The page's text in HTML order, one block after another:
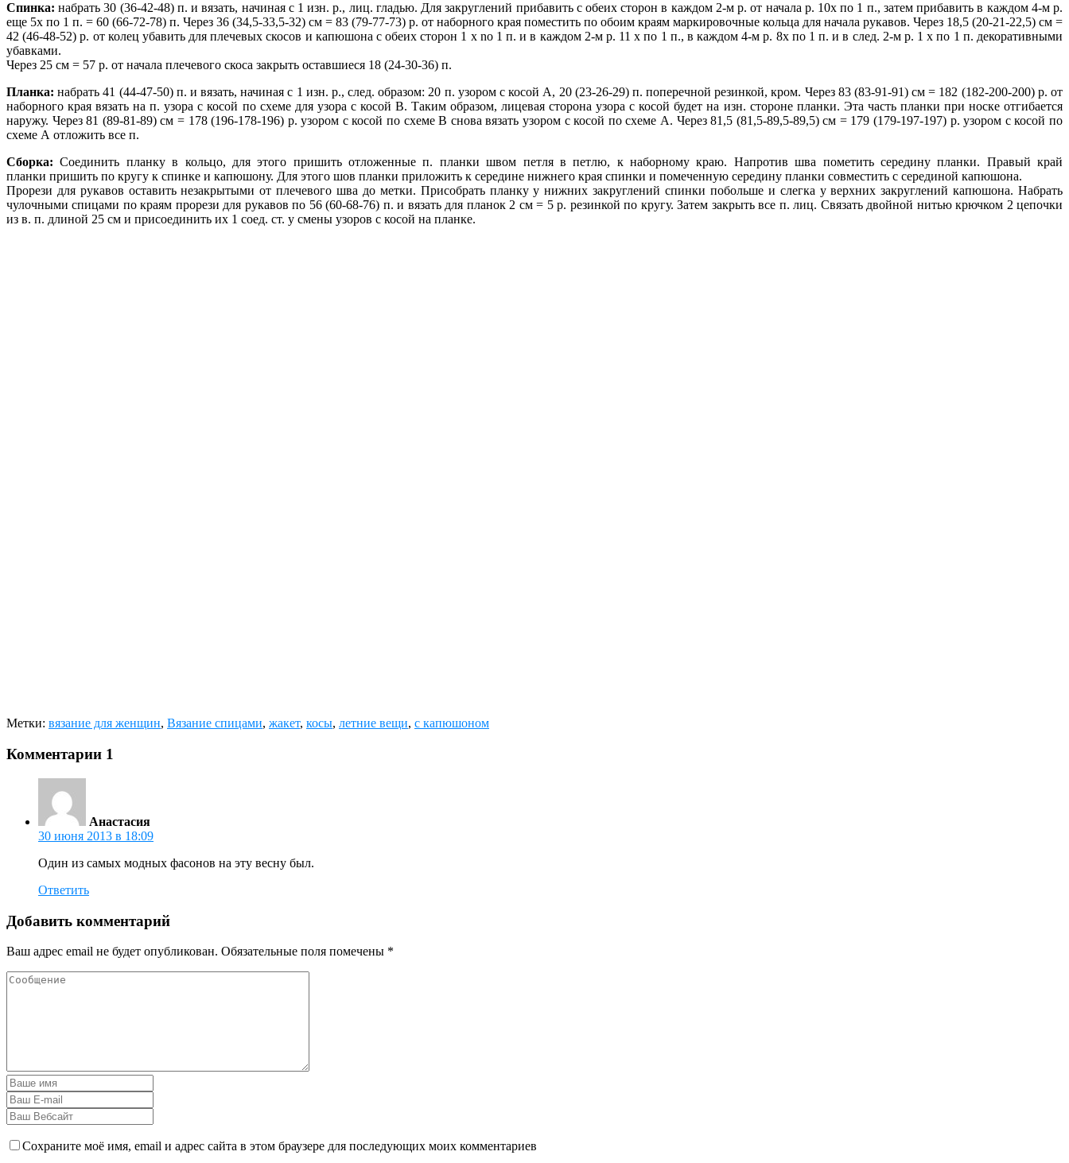
Спинка: набрать 30 (36-42-48) п. и вязать, начиная с 1 изн. р., лиц. гладью. Для закруглений прибавить с обеих сторон в каждом 2-м р. от начала р. 10х по 1 п., затем прибавить в каждом 4-м р.
еще 5х по 1 п. = 60 (66-72-78) п. Через 36 (34,5-33,5-32) см = 83 (79-77-73) р. от наборного края поместить по обоим краям маркировочные кольца для начала рукавов. Через 18,5 (20-21-22,5) см =
42 (46-48-52) р. от колец убавить для плечевых скосов и капюшона с обеих сторон 1 x no 1 п. и в каждом 2-м p. 11 x по 1 п., в каждом 4-м р. 8х по 1 п. и в след. 2-м р. 1 x по 1 п. декоративными
убавками.
Через 25 см = 57 р. от начала плечевого скоса закрыть оставшиеся 18 (24-30-36) п.
Планка: набрать 41 (44-47-50) п. и вязать, начиная с 1 изн. р., след. образом: 20 п. узором с косой А, 20 (23-26-29) п. поперечной резинкой, кром. Через 83 (83-91-91) см = 182 (182-200-200) р. от
наборного края вязать на п. узора с косой по схеме для узора с косой В. Таким образом, лицевая сторона узора с косой будет на изн. стороне планки. Эта часть планки при носке отгибается
наружу. Через 81 (89-81-89) см = 178 (196-178-196) р. узором с косой по схеме В снова вязать узором с косой по схеме А. Через 81,5 (81,5-89,5-89,5) см = 179 (179-197-197) р. узором с косой по
схеме А отложить все п.
Сборка: Соединить планку в кольцо, для этого пришить отложенные п. планки швом петля в петлю, к наборному краю. Напротив шва пометить середину планки. Правый край
планки пришить по кругу к спинке и капюшону. Для этого шов планки приложить к середине нижнего края спинки и помеченную середину планки совместить с серединой капюшона.
Прорези для рукавов оставить незакрытыми от плечевого шва до метки. Присобрать планку у нижних закруглений спинки побольше и слегка у верхних закруглений капюшона. Набрать
чулочными спицами по краям прорези для рукавов по 56 (60-68-76) п. и вязать для планок 2 см = 5 р. резинкой по кругу. Затем закрыть все п. лиц. Связать двойной нитью крючком 2 цепочки
из в. п. длиной 25 см и присоединить их 1 соед. ст. у смены узоров с косой на планке.
Метки: вязание для женщин, Вязание спицами, жакет, косы, летние вещи, с капюшоном
Комментарии 1
Анастасия
30 июня 2013 в 18:09
Один из самых модных фасонов на эту весну был.
Ответить
Добавить комментарий
Ваш адрес email не будет опубликован. Обязательные поля помечены *
Сохраните моё имя, email и адрес сайта в этом браузере для последующих моих комментариев